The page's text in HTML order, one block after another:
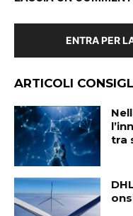
ENTRA PER
ARTICOLI
tra